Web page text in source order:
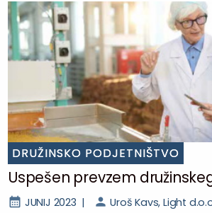
DRUŽINSKO PODJETNIŠTVO
Uspešen prevzem
JUNIJ 2023 |
Uroš Kavs, Light